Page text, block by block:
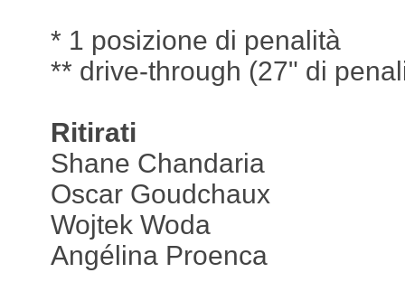
* 1 posizione di penalità
** drive-through (27" di
Ritirati
Shane Chandaria
Oscar Goudchaux
Wojtek Woda
Angélina Proenca